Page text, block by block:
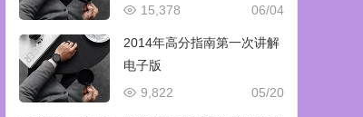
06/04
15,378
2014年高分指南第一次讲解
电子版
05/20
9,822